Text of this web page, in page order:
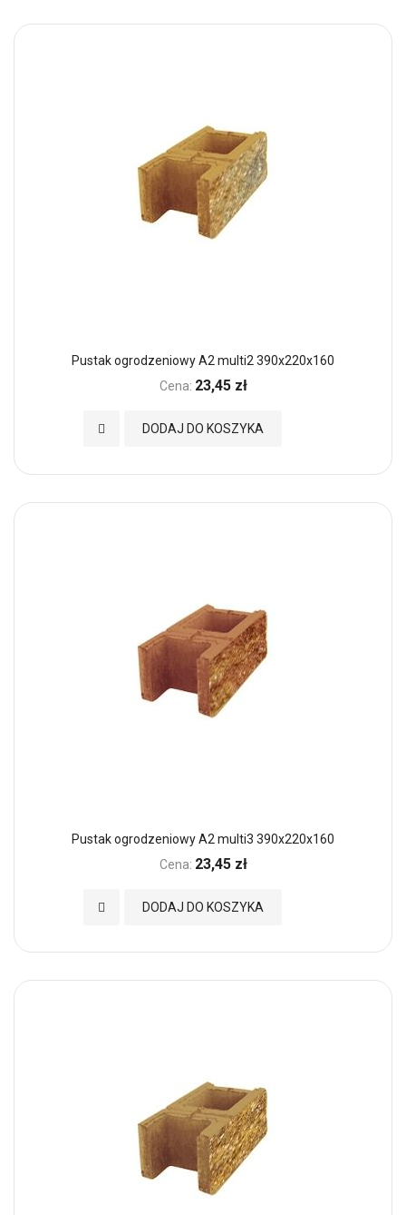
Pustak ogrodzeniowy A2 multi2 390x220x160
Cena: 23,45 zł
DODAJ DO KOSZYKA
Dodaj do Ulubionych
Pustak ogrodzeniowy A2 multi3 390x220x160
Cena: 23,45 zł
DODAJ DO KOSZYKA
Dodaj do Ulubionych